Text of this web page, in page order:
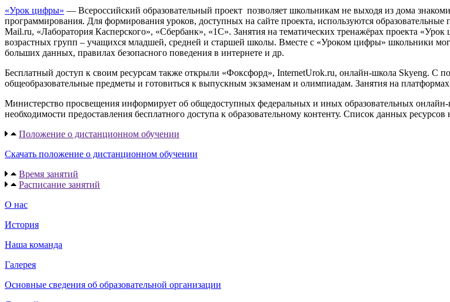
«Урок цифры» — Всероссийский образовательный проект позволяет школьникам не выходя из дома
программирования. Для формирования уроков, доступных на сайте проекта, используются
Mail.ru, «Лаборатория Касперского», «Сбербанк», «1С». Занятия на тематических тренажёрах проекта
возрастных групп – учащихся младшей, средней и старшей школы. Вместе с «Уроком цифры» школьники
больших данных, правилах безопасного поведения в интернете и др.
Бесплатный доступ к своим ресурсам также открыли «Фоксфорд», InternetUrok.ru, онлайн-школа Skyeng. С
общеобразовательные предметы и готовиться к выпускным экзаменам и олимпиадам. Занятия на
Министерство просвещения информирует об общедоступных федеральных и иных образовательных онлайн-
необходимости предоставления бесплатного доступа к образовательному контенту. Список данных ресурсов
Положение о дистанционном обучении
Скачать положение о дистанционном обучении
Время занятий
Расписание занятий
О нас
История
Наша команда
Галерея
Основные сведения об образовательной организации